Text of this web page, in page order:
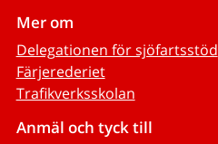
Mer om
Delegationen för sjöfartsstöd
Färjerederiet
Trafikverksskolan
Anmäl och tyck till